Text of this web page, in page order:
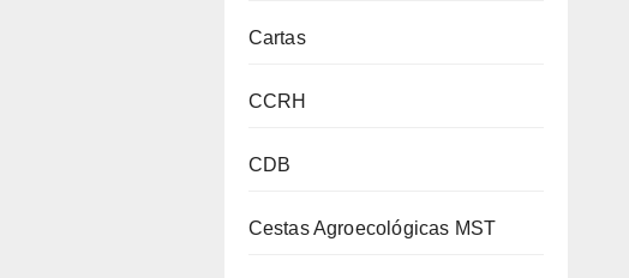
Cartas
CCRH
CDB
Cestas Agroecológicas MST